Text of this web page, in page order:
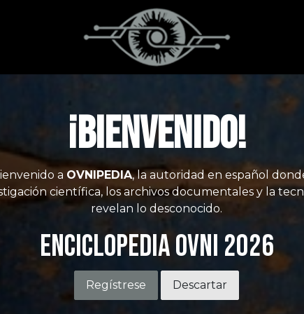
¡Bienvenido!
a OVNIPEDIA, la autoridad en español
científica, los archivos documentales y la
revelan lo desconocido.
Enciclopedia OVNI 2026
Regístrese Descartar